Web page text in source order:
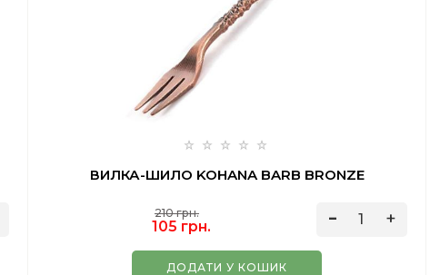
ВИЛКА-ШИЛО KOHANA BARB BRONZE
210 грн.
105 грн.
ДОДАТИ У КОШИК